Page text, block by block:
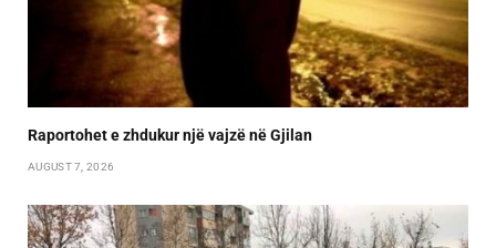
Raportohet e zhdukur një vajzë në Gjilan
AUGUST 7, 2026